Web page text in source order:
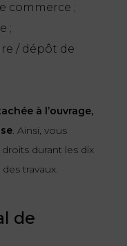
commerce ;
;
/ dépôt de
à l’ouvrage,
. Ainsi, vous
durant les dix
travaux.
de